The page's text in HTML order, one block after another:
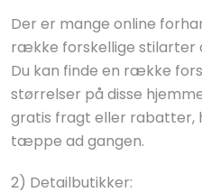
Der er mange online
række forskellige
Du kan finde en række
størrelser på disse
gratis fragt eller rabatter,
tæppe ad gangen.
2) Detailbutikker: